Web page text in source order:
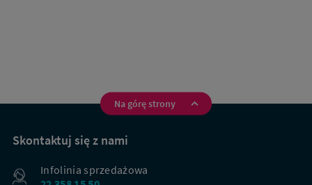
Na górę strony
Skontaktuj się z nami
Infolinia sprzedażowa